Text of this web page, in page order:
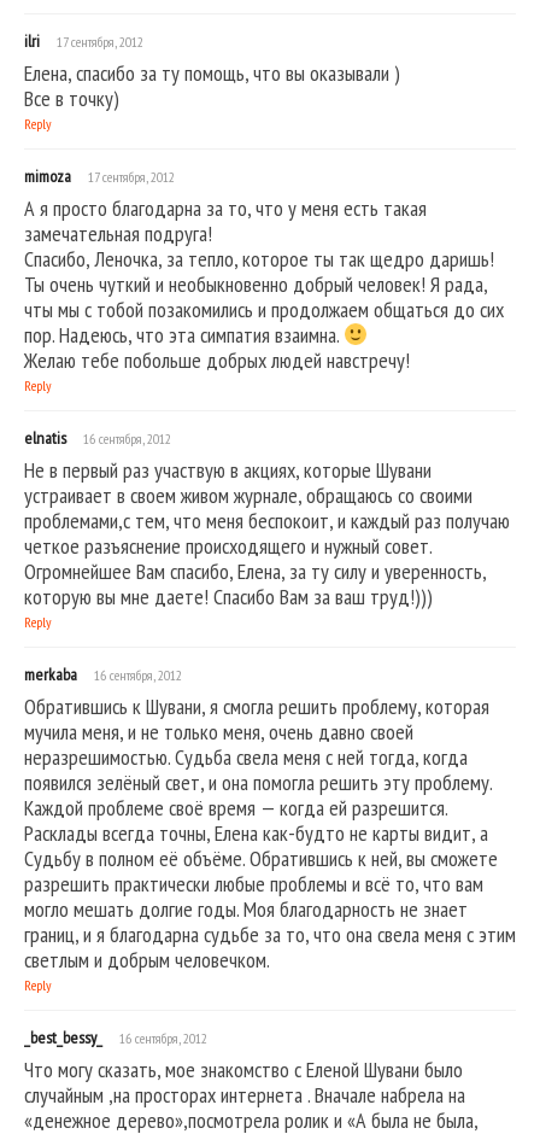
ilri 17 сентября, 2012
Елена, спасибо за ту помощь, что вы оказывали )
Все в точку)
Reply
mimoza 17 сентября, 2012
А я просто благодарна за то, что у меня есть такая
замечательная подруга!
Спасибо, Леночка, за тепло, которое ты так щедро даришь!
Ты очень чуткий и необыкновенно добрый человек! Я рада,
чты мы с тобой позакомились и продолжаем общаться до сих
пор. Надеюсь, что эта симпатия взаимна.
Желаю тебе побольше добрых людей навстречу!
Reply
elnatis 16 сентября, 2012
Не в первый раз участвую в акциях, которые Шувани
устраивает в своем живом журнале, обращаюсь со своими
проблемами,с тем, что меня беспокоит, и каждый раз получаю
четкое разъяснение происходящего и нужный совет.
Огромнейшее Вам спасибо, Елена, за ту силу и уверенность,
которую вы мне даете! Спасибо Вам за ваш труд!)))
Reply
merkaba 16 сентября, 2012
Обратившись к Шувани, я смогла решить проблему, которая
мучила меня, и не только меня, очень давно своей
неразрешимостью. Судьба свела меня с ней тогда, когда
появился зелёный свет, и она помогла решить эту проблему.
Каждой проблеме своё время — когда ей разрешится.
Расклады всегда точны, Елена как-будто не карты видит, а
Судьбу в полном её объёме. Обратившись к ней, вы сможете
разрешить практически любые проблемы и всё то, что вам
могло мешать долгие годы. Моя благодарность не знает
границ, и я благодарна судьбе за то, что она свела меня с этим
светлым и добрым человечком.
Reply
_best_bessy_ 16 сентября, 2012
Что могу сказать, мое знакомство с Еленой Шувани было
случайным ,на просторах интернета . Вначале набрела на
«денежное дерево»,посмотрела ролик и «А была не была,